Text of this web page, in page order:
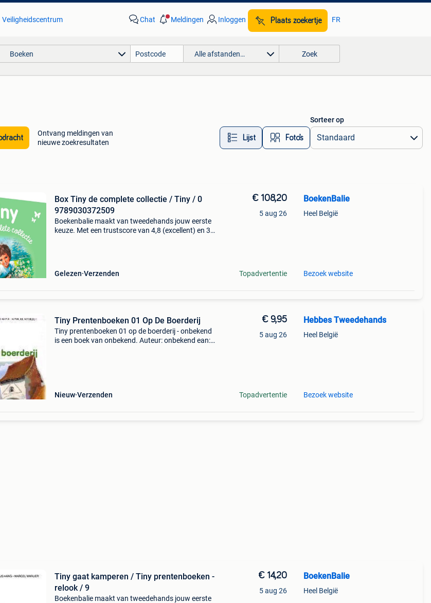
Veiligheidscentrum Chat Meldingen Inloggen Plaats zoekertje FR
Boeken Alle afstanden… Zoek
Ontvang meldingen van
nieuwe zoekresultaten
Lijst Foto’s
Sorteer op
Box Tiny de complete collectie / Tiny / 0
9789030372509
Boekenbalie maakt van tweedehands jouw eerste
keuze. Met een trustscore van 4,8 (excellent) en 30
Gelezen Verzenden
€ 108,20
5 aug 26
Topadvertentie
BoekenBalie
Heel België
Bezoek website
Tiny Prentenboeken 01 Op De Boerderij
Tiny prentenboeken 01 op de boerderij - onbekend
is een boek van onbekend. Auteur: onbekend ean:
Nieuw Verzenden
€ 9,95
5 aug 26
Topadvertentie
Hebbes Tweedehands
Heel België
Bezoek website
Tiny gaat kamperen / Tiny prentenboeken -
relook / 9
Boekenbalie maakt van tweedehands jouw eerste
€ 14,20
5 aug 26
BoekenBalie
Heel België